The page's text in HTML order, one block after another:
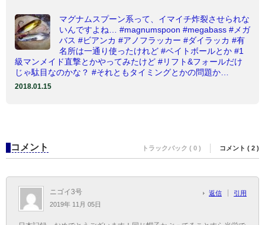
マグナムスプーン系って、イマイチ炸裂させられな
いんですよね… #magnumspoon #megabass #メガ
バス #ビアンカ #アノフラッカー #ダイラッカ #有
名所は一通り使ったけれど #ベイトボールとか #1
級マンメイド直撃とかやってみたけど #リフト&フォールだけ
じゃ駄目なのかな？ #それともタイミングとかの問題か…
2018.01.15
コメント トラックバック ( 0 ) コメント ( 2 )
ニゴイ3号
2019年 11月 05日
返信 引用